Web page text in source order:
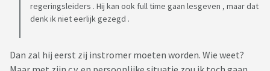
regeringsleiders . Hij kan ook full time gaan lesgeven , maar dat
denk ik niet eerlijk gezegd .
Dan zal hij eerst zij instromer moeten worden. Wie weet?